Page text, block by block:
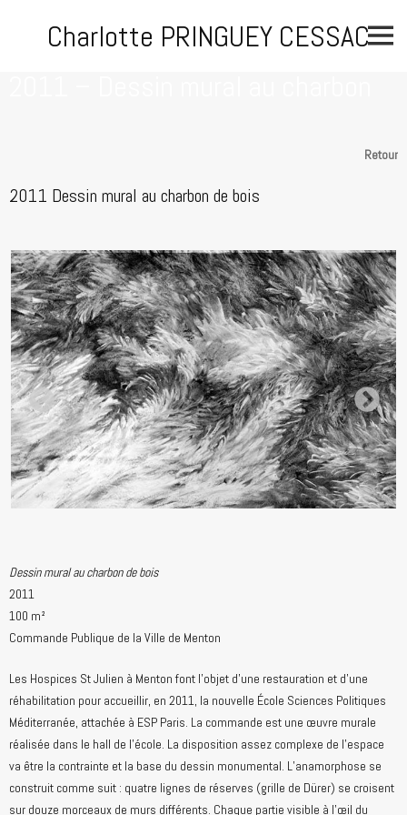
Charlotte PRINGUEY CESSAC
Retour
2011 Dessin mural au charbon de bois
Dessin mural au charbon de bois
2011
100 m²
Commande Publique de la Ville de Menton
Les Hospices St Julien à Menton font l’objet d’une restauration et d’une
réhabilitation pour accueillir, en 2011, la nouvelle École Sciences Politiques
Méditerranée, attachée à ESP Paris. La commande est une œuvre murale
réalisée dans le hall de l’école. La disposition assez complexe de l’espace
va être la contrainte et la base du dessin monumental. L’anamorphose se
construit comme suit : quatre lignes de réserves (grille de Dürer) se croisent
sur douze morceaux de murs différents. Chaque partie visible à l’œil du